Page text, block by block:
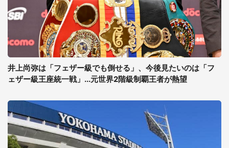
井上尚弥は「フェザー級でも倒せる」、今後見たいのは「フ
ェザー級王座統一戦」...元世界2階級制覇王者が熱望